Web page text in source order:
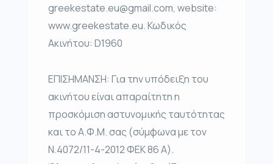
greekestate.eu@gmail.com, website:
www.greekestate.eu. Κωδικός
Ακινήτου: D1960
ΕΠΙΣΗΜΑΝΣΗ: Για την υπόδειξη του
ακινήτου είναι απαραίτητη η
προσκόμιση αστυνομικής ταυτότητας
και το Α.Φ.Μ. σας (σύμφωνα με τον
Ν.4072/11-4-2012 ΦΕΚ 86 Α).